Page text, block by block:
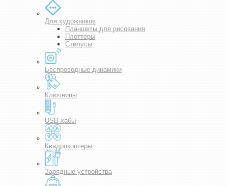
Для художников
Планшеты для рисования
Плоттеры
Стилусы
Беспроводные динамики
Ключницы
USB-хабы
Квадрокоптеры
Зарядные устройства